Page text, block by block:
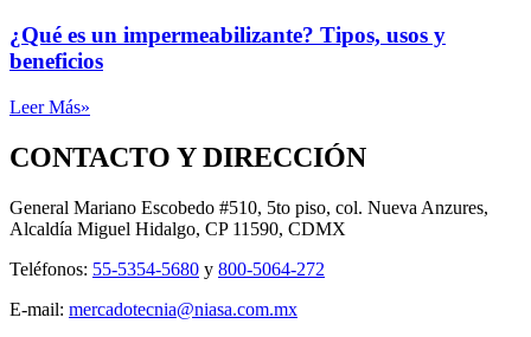
¿Qué es un impermeabilizante? Tipos, usos y
beneficios
Leer Más»
CONTACTO Y DIRECCIÓN
General Mariano Escobedo #510, 5to piso, col. Nueva Anzures,
Alcaldía Miguel Hidalgo, CP 11590, CDMX
Teléfonos: 55-5354-5680 y 800-5064-272
E-mail: mercadotecnia@niasa.com.mx